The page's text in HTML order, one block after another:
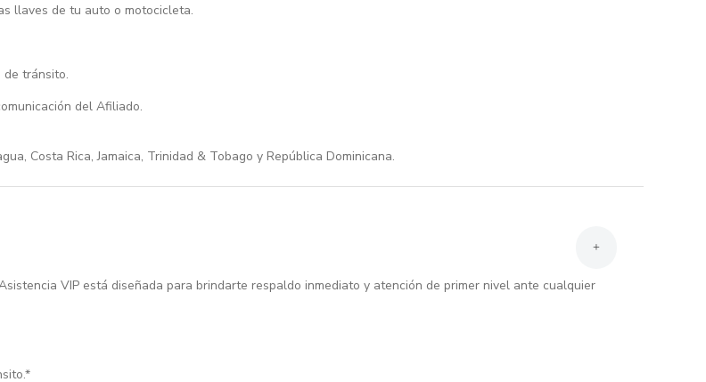
llaves de tu auto o motocicleta.
tránsito.
del Afiliado.
Costa Rica, Jamaica, Trinidad & Tobago y República Dominicana.
+
VIP está diseñada para brindarte respaldo inmediato y atención de primer nivel ante cualquier